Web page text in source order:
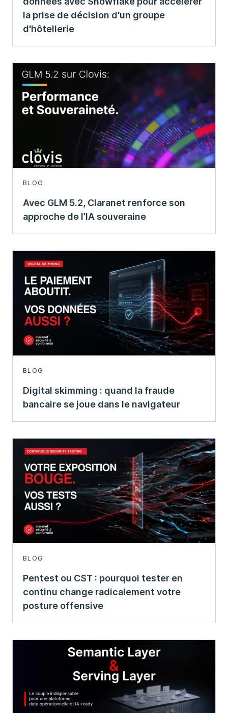
la prise de décision d'un groupe
d'hôtellerie
BLOG
Avec GLM 5.2, Claranet renforce son
approche de l’IA souveraine
BLOG
Digital skimming : quand la fraude
bancaire se joue dans le navigateur
BLOG
Pentest ou CST : pourquoi tester en
continu change radicalement votre
posture offensive